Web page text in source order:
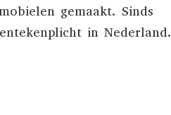
gemaakt. Sinds
in Nederland.